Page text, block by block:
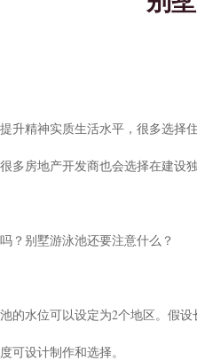
升精神实质生活水平，很多选择
多房地产开发商也会选择在建设
？别墅游泳池还要注意什么？
的水位可以设定为2个地区。假
可设计制作和选择。